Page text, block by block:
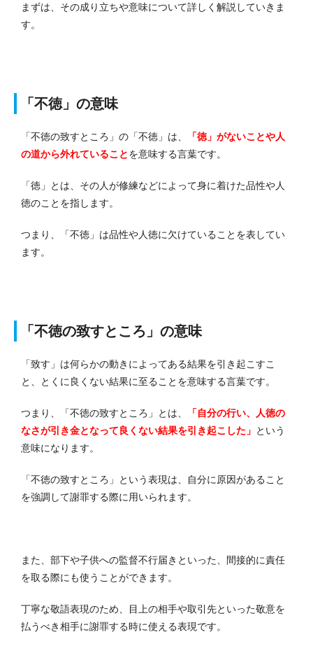
まずは、その成り立ちや意味について詳しく解説していきま
す。
「不徳」の意味
「不徳の致すところ」の「不徳」は、
「徳」がないことや人
の道から外れていることを意味する言葉です。
「徳」とは、その人が修練などによって身に着けた品性や人
徳のことを指します。
つまり、「不徳」は品性や人徳に欠けていることを表してい
ます。
「不徳の致すところ」の意味
「致す」は何らかの動きによってある結果を引き起こすこ
と、とくに良くない結果に至ることを意味する言葉です。
つまり、「不徳の致すところ」とは、
「自分の行い、人徳の
なさが引き金となって良くない結果を引き起こした」 という
意味になります。
「不徳の致すところ」という表現は、自分に原因があること
を強調して謝罪する際に用いられます。
また、部下や子供への監督不行届きといった、間接的に責任
を取る際にも使うことができます。
丁寧な敬語表現のため、目上の相手や取引先といった敬意を
払うべき相手に謝罪する時に使える表現です。